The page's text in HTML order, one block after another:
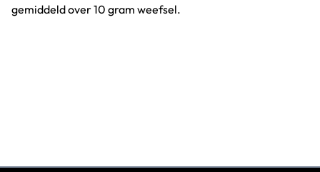
gemiddeld over 10 gram weefsel.